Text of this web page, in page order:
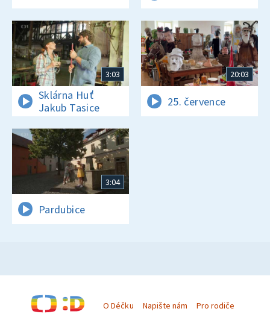
3:03
Sklárna Huť
Jakub Tasice
20:03
25. července
3:04
Pardubice
O Déčku Napište nám Pro rodiče